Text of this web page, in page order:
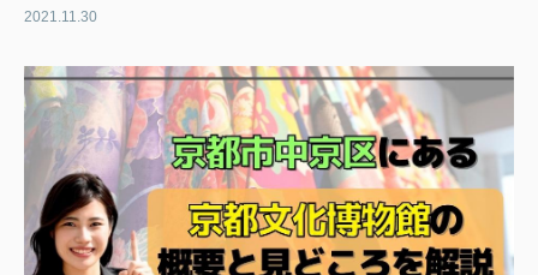
2021.11.30